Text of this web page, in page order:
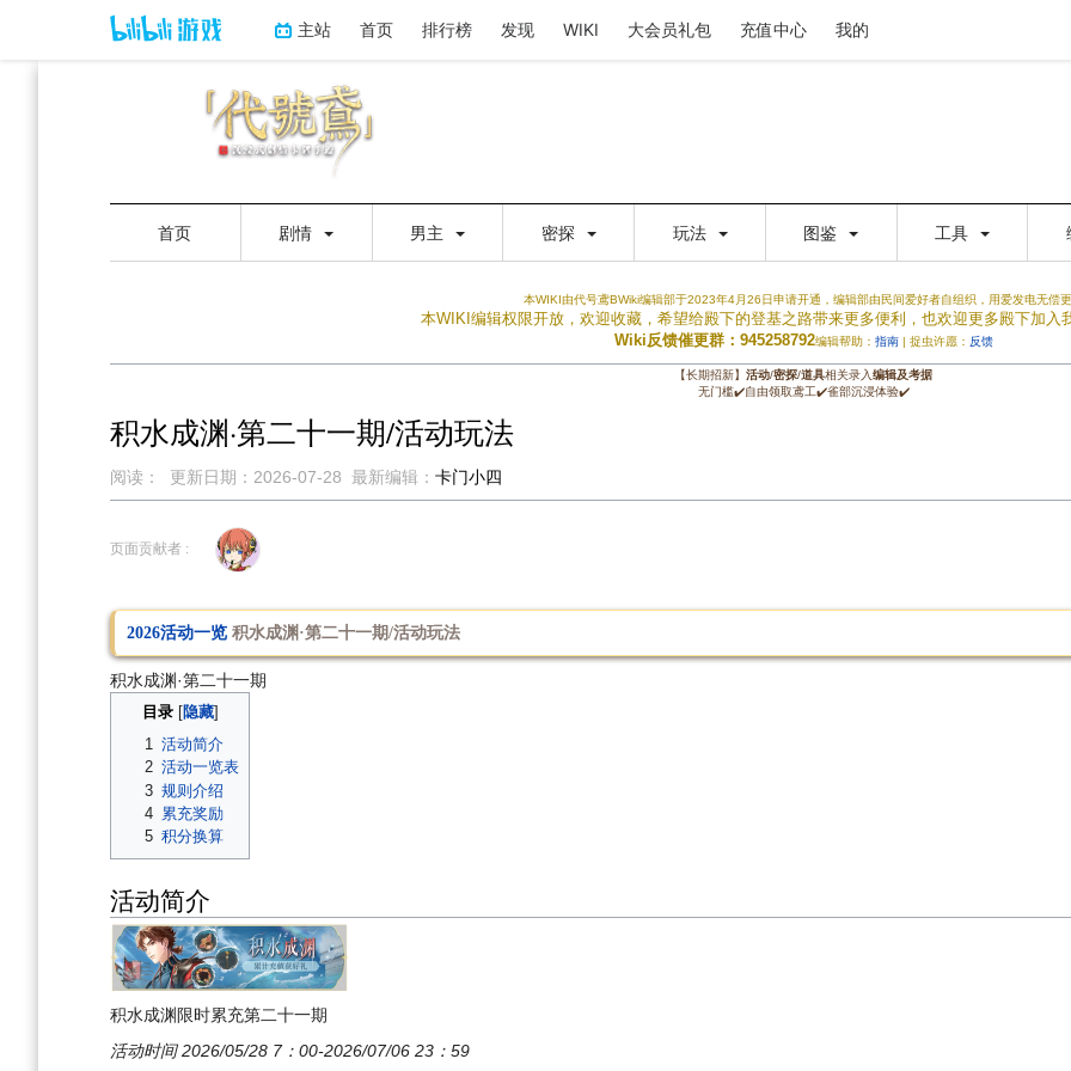
主站 首页 排行榜 发现 WIKI 大会员礼包 充值中心 我的
首页 剧情 男主 密探 玩法 图鉴 工具
本WIKI由代号鸢BWiki编辑部于2023年4月26日申请开通，编辑部由民间爱好者自组织，用爱发电无偿
本WIKI编辑权限开放，欢迎收藏，希望给殿下的登基之路带来更多便利，也欢迎更多殿下加入
Wiki反馈催更群：945258792编辑帮助： 指南| 捉虫许愿： 反馈
【长期招新】 活动/密探/道具相关录入编辑及考据
无门槛✔️自由领取鸢工✔️雀部沉浸体验✔️
积水成渊·第二十一期/活动玩法
阅读： 更新日期： 2026-07-28 最新编辑： 卡门小四
到
到
页面贡献者 :
2026活动一览 积水成渊·第二十一期/活动玩法
积水成渊·第二十一期
目录
1
活动简介
2 活动一览表
3 规则介绍
4 累充奖励
5 积分换算
活动简介
积水成渊限时累充第二十一期
活动时间 2026/05/28 7：00-2026/07/06 23：59